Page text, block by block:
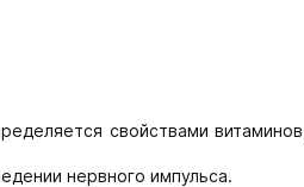
свойствами
нервного импульса.